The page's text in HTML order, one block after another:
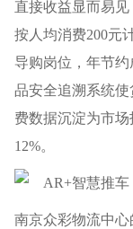
直接收益显而易见
按人均消费200元
导购岗位，年节
品安全追溯系统使
费数据沉淀为市
12%。
南京众彩物流中